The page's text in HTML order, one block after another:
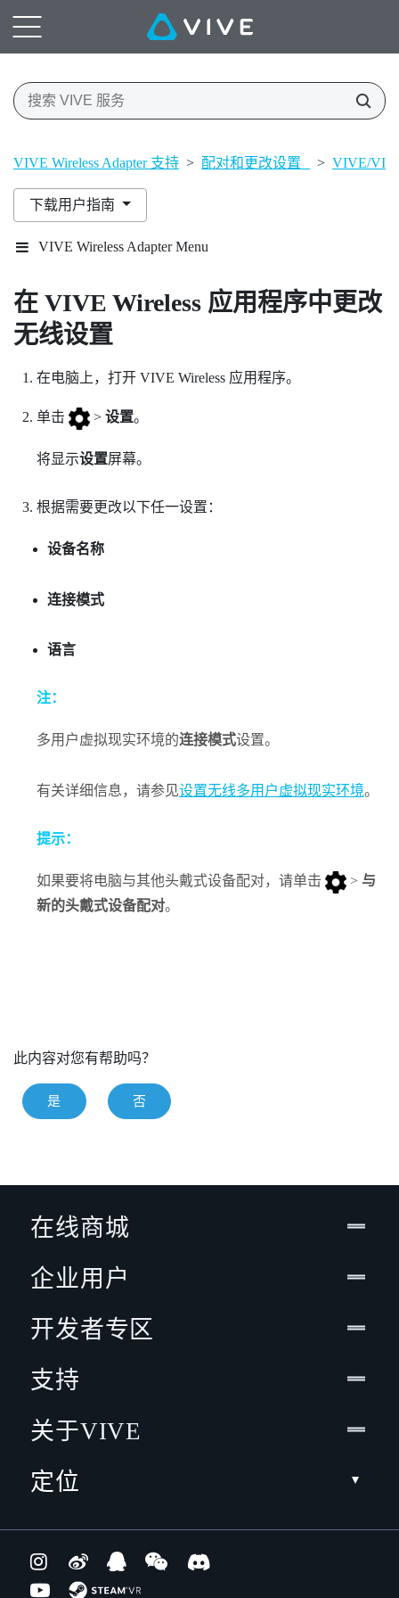
VIVE Wireless Adapter 支持 > 配对和更改设置 > VIVE/
下载用户指南
VIVE Wireless Adapter Menu
在 VIVE Wireless 应用程序中更改
无线设置
在电脑上，打开 VIVE Wireless应用程序。
单击 > 设置。
将显示设置屏幕。
根据需要更改以下任一设置：
设备名称
连接模式
语言
注：
多用户虚拟现实环境的连接模式设置。
有关详细信息，请参见设置无线多用户虚拟现实环境。
提示：
如果要将电脑与其他头戴式设备配对，请单击 > 与
新的头戴式设备配对。
此内容对您有帮助吗？
是 否
在线商城
企业用户
开发者专区
支持
关于VIVE
定位